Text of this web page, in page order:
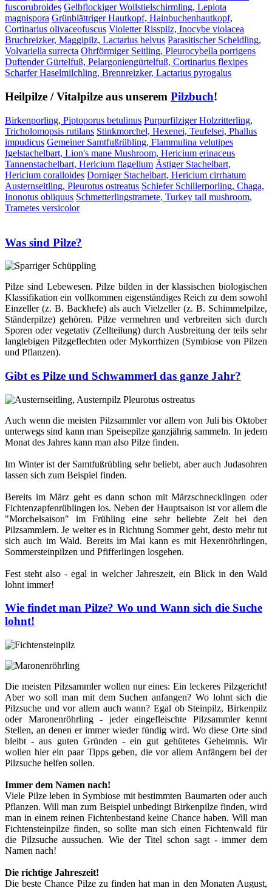
fuscorubroides Gelbflockiger Wollstielschirmling, Lepiota
magnispora Grünblättriger Hautkopf, Hainbuchenhautkopf,
Cortinarius olivaceofuscus Violetter Risspilz, Inocybe violacea
Bruchreizker, Maggipilz, Lactarius helvus Parasitischer Scheidling,
Volvariella surrecta Ohrförmiger Seitling, Pleurocybella porrigens
Duftender Gürtelfuß, Pelargoniengürtelfuß, Cortinarius flexipes
Scharfer Haselmilchling, Brennreizker, Lactarius pyrogalus
Heilpilze / Vitalpilze aus unserem Pilzbuch!
Birkenporling, Piptoporus betulinus Purpurfilziger Holzritterling,
Tricholomopsis rutilans Stinkmorchel, Hexenei, Teufelsei, Phallus
impudicus Gemeiner Samtfußrübling, Flammulina velutipes
Igelstachelbart, Lion's mane Mushroom, Hericium erinaceus
Tannenstachelbart, Hericium flagellum Ästiger Stachelbart,
Hericium coralloides Dorniger Stachelbart, Hericium cirrhatum
Austernseitling, Pleurotus ostreatus Schiefer Schillerporling, Chaga,
Inonotus obliquus Schmetterlingstramete, Turkey tail mushroom,
Trametes versicolor
Was sind Pilze?
Pilze sind Lebewesen. Pilze bilden in der klassischen biologischen
Klassifikation ein vollkommen eigenständiges Reich zu dem sowohl
Einzeller (z. B. Backhefe) als auch Vielzeller (z. B. Schimmelpilze,
Ständerpilze) gehören. Pilze vermehren und verbreiten sich durch
Sporen oder vegetativ (Zellteilung) durch Ausbreitung der teils sehr
langlebigen Pilzgeflechten oder Mykorrhizen (Symbiose von Pilzen
und Pflanzen).
Gibt es Pilze und Schwammerl das ganze Jahr?
Auch wenn die meisten Pilzsammler vor allem von Juli bis Oktober
unterwegs sind kann man Speisepilze ganzjährig sammeln. In jedem
Monat des Jahres kann man also Pilze finden.
Im Winter ist der Samtfußrübling sehr beliebt, aber auch Judasohren
lassen sich zum Beispiel finden.
Bereits im März geht es dann schon mit Märzschnecklingen oder
Fichtenzapfenrüblingen los. Neben der Hauptsaison ist vor allem die
"Morchelsaison" im Frühling eine sehr beliebte Zeit bei den
Pilzsammlern. Je weiter es in Richtung Sommer geht, desto mehr tut
sich auch im Wald. Bereits im Mai kann es mit Hexenröhrlingen,
Sommersteinpilzen und Pfifferlingen losgehen.
Fest steht also - egal in welcher Jahreszeit, ein Blick in den Wald
lohnt immer!
Wie findet man Pilze? Wo und Wann sich die Suche
lohnt!
Die meisten Pilzsammler wollen nur eines: Ein leckeres Pilzgericht!
Aber wo soll man mit dem Suchen anfangen? Wo lohnt sich die
Pilzsuche und vor allem auch wann? Egal ob Steinpilz, Birkenpilz
oder Maronenröhrling - jeder eingefleischte Pilzsammler kennt
Stellen, an denen er immer wieder fündig wird. Wo diese Orte sind
bleibt - aus guten Gründen - ein gut gehütetes Geheimnis. Wir
wollen hier ein paar Tipps geben, die vor allem Anfängern bei der
Pilzsuche helfen sollen.
Immer dem Namen nach!
Viele Pilze leben in Symbiose mit bestimmten Baumarten oder auch
Pflanzen. Will man zum Beispiel unbedingt Birkenpilze finden, wird
man in einem reinen Fichtenbestand keine Chance haben. Will man
Fichtensteinpilze finden, so sollte man sich einen Fichtenwald für
die Pilzsuche aussuchen. Wie der Titel schon sagt - immer dem
Namen nach!
Die richtige Jahreszeit!
Die beste Chance Pilze zu finden hat man in den Monaten August,